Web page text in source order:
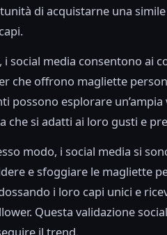
di acquistarne una
social media consentono ai
che offrono magliette
possono esplorare
che si adatti ai loro gusti e
modo, i social media si
e sfoggiare le magliette
i loro capi unici e
Questa validazione